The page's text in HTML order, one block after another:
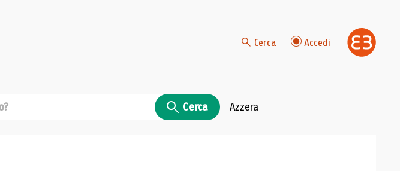
Cerca Accedi
Cerca Azzera